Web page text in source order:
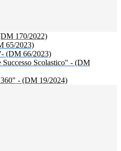
170/2022)
65/2023)
(DM 66/2023)
Successo Scolastico" - (DM
- (DM 19/2024)